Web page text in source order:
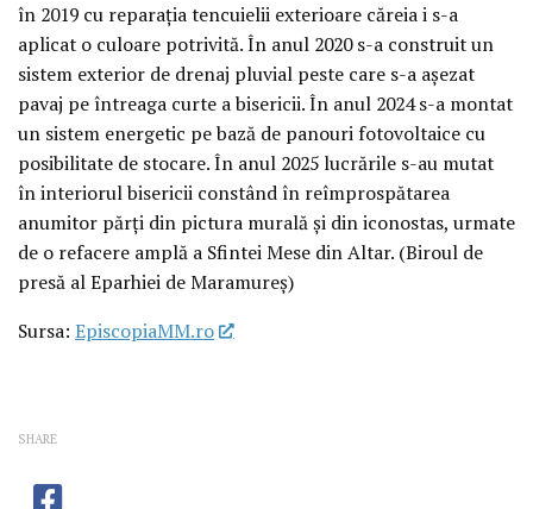
în 2019 cu reparația tencuielii exterioare căreia i s-a
aplicat o culoare potrivită. În anul 2020 s-a construit un
sistem exterior de drenaj pluvial peste care s-a așezat
pavaj pe întreaga curte a bisericii. În anul 2024 s-a montat
un sistem energetic pe bază de panouri fotovoltaice cu
posibilitate de stocare. În anul 2025 lucrările s-au mutat
în interiorul bisericii constând în reîmprospătarea
anumitor părți din pictura murală și din iconostas, urmate
de o refacere amplă a Sfintei Mese din Altar. (Biroul de
presă al Eparhiei de Maramureș)
Sursa: EpiscopiaMM.ro
SHARE